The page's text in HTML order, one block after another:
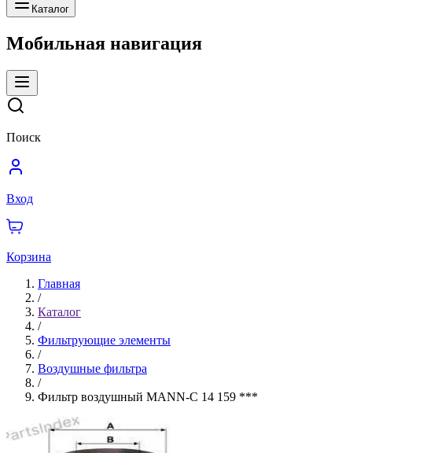
Каталог
Мобильная навигация
Поиск
Вход
Корзина
Главная
/
Каталог
/
Фильтрующие элементы
/
Воздушные фильтра
/
Фильтр воздушный MANN-C 14 159 ***